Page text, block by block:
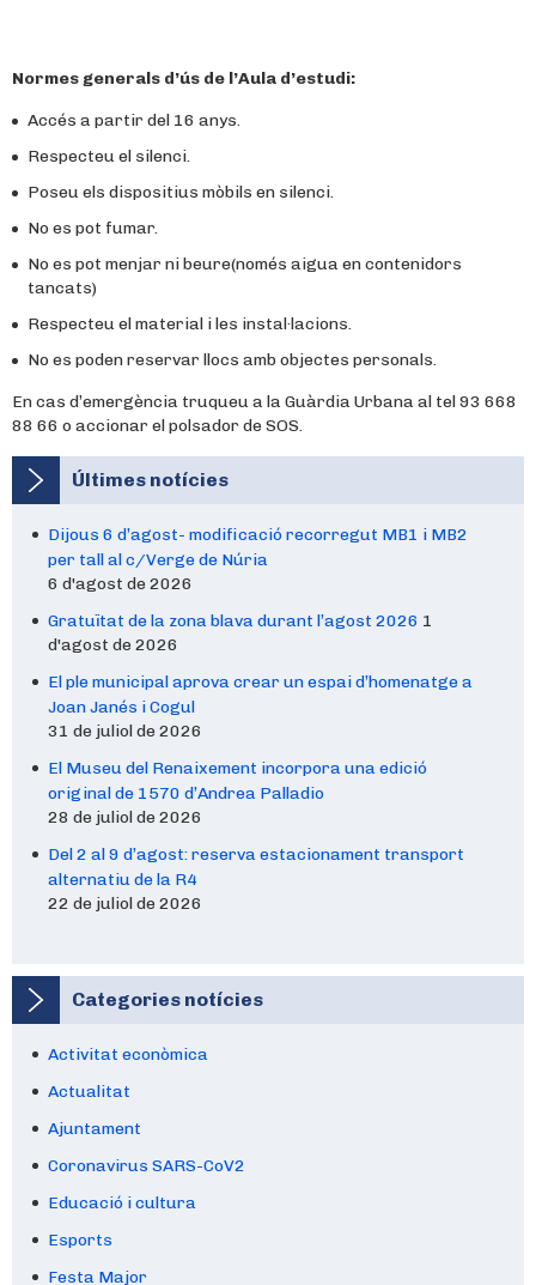
Normes generals d’ús de l’Aula d’estudi:
Accés a partir del 16 anys.
Respecteu el silenci.
Poseu els dispositius mòbils en silenci.
No es pot fumar.
No es pot menjar ni beure(només aigua en contenidors
tancats)
Respecteu el material i les instal·lacions.
No es poden reservar llocs amb objectes personals.
En cas d’emergència truqueu a la Guàrdia Urbana al tel 93 668
88 66 o accionar el polsador de SOS.
Últimes notícies
Dijous 6 d’agost- modificació recorregut MB1 i MB2
per tall al c/Verge de Núria
6 d'agost de 2026
Gratuïtat de la zona blava durant l’agost 2026 1
d'agost de 2026
El ple municipal aprova crear un espai d’homenatge a
Joan Janés i Cogul
31 de juliol de 2026
El Museu del Renaixement incorpora una edició
original de 1570 d’Andrea Palladio
28 de juliol de 2026
Del 2 al 9 d’agost: reserva estacionament transport
alternatiu de la R4
22 de juliol de 2026
Categories notícies
Activitat econòmica
Actualitat
Ajuntament
Coronavirus SARS-CoV2
Educació i cultura
Esports
Festa Major